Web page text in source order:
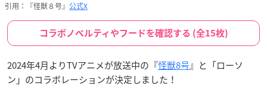
引用：『怪獣８号』 公式X
コラボノベルティやフードを確認する (全15枚)
2024年4月よりTVアニメが放送中の『怪獣8号』と「ローソ
ン」のコラボレーションが決定しました！